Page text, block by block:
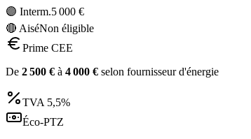
🟣 Interm.5 000 €
🔴 AiséNon éligible
Prime CEE
De 2 500 € à 4 000 € selon fournisseur d'énergie
TVA 5,5%
Éco-PTZ